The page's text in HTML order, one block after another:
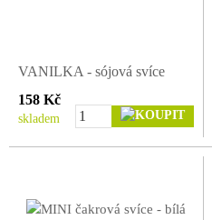
VANILKA - sójová svíce
158 Kč
skladem